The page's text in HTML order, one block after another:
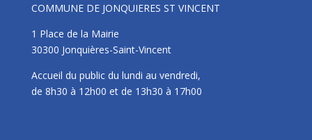
COMMUNE DE JONQUIERES ST VINCENT
1 Place de la Mairie
30300 Jonquières-Saint-Vincent
Accueil du public du lundi au vendredi,
de 8h30 à 12h00 et de 13h30 à 17h00